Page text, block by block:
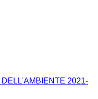
2021-